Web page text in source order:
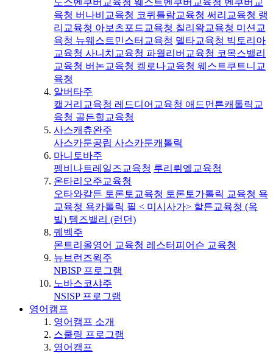
노스벤쿠버교육청 웨스트벤쿠버교육청 벤쿠버교
육청 버나비교육청 코퀴틀람교육청 써리교육청 랭
리교육청 아보츠포드교육청 칠리왁교육청 미션교
육청 뉴웨스트민스터교육청 델타교육청 빅토리아
교육청 사니치교육청 파월리버교육청 코목스밸리
교육청 버논교육청 켈로나교육청 웨스트쿠트니교
육청
알버타주
캘거리교육청 레드디어교육청 애드먼튼캐톨릭교
육청 골든힐교육청
사스캐츄완주
사스카툰공립 사스카툰캐톨릭
마니토바주
펨비나트레일즈교육청 루리뤼엘교육청
온타리오주교육청
오타와칼튼 토론토교육청 토론토가톨릭 교육청 욕
교육청 욕카톨릭 필 < 미시사가> 할튼교육청 (옥
빌) 템즈밸리 (런던)
퀘벡주
몬트리올영어 교육청 레스터피어슨 교육청
뉴브런즈윅주
NBISP 프로그램
노바스코샤주
NSISP 프로그램
영어캠프
영어캠프 소개
스쿨링 프로그램
영어캠프